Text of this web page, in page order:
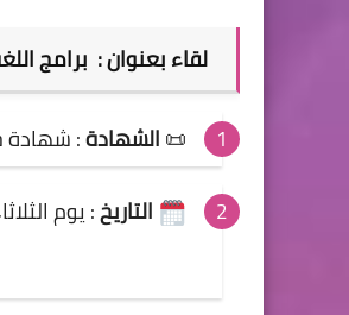
لقاء بعنوان : برامج
📜الشهادة:شهادة
التاريخ: يوم الثلاثاء